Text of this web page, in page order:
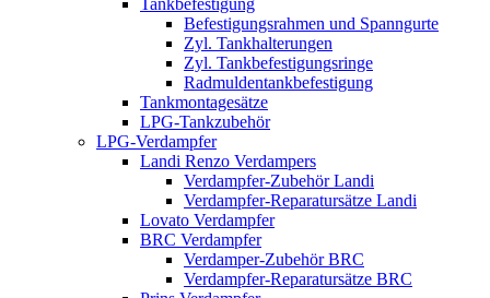
Tankbefestigung
Befestigungsrahmen und Spanngurte
Zyl. Tankhalterungen
Zyl. Tankbefestigungsringe
Radmuldentankbefestigung
Tankmontagesätze
LPG-Tankzubehör
LPG-Verdampfer
Landi Renzo Verdampers
Verdampfer-Zubehör Landi
Verdampfer-Reparatursätze Landi
Lovato Verdampfer
BRC Verdampfer
Verdamper-Zubehör BRC
Verdampfer-Reparatursätze BRC